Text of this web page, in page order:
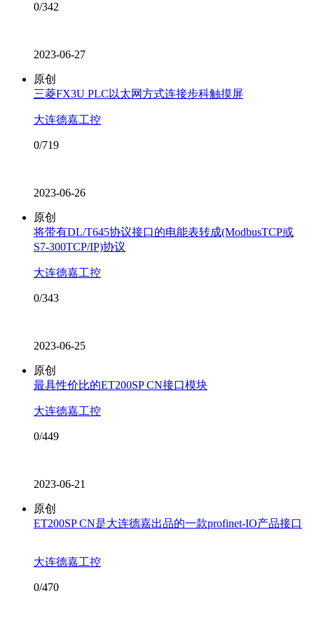
0/342
2023-06-27
原创
三菱FX3U PLC以太网方式连接步科触摸屏
大连德嘉工控
0/719
2023-06-26
原创
将带有DL/T645协议接口的电能表转成(ModbusTCP或
S7-300TCP/IP)协议
大连德嘉工控
0/343
2023-06-25
原创
最具性价比的ET200SP CN接口模块
大连德嘉工控
0/449
2023-06-21
原创
ET200SP CN是大连德嘉出品的一款profinet-IO产品接口
大连德嘉工控
0/470